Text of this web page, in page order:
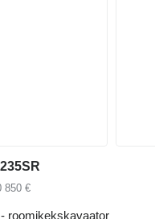
850 €
roomikekskavaator